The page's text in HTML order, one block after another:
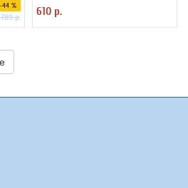
-44 %
р. 610 р.